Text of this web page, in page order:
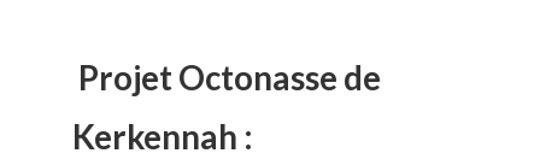
Projet Octonasse de
Kerkennah :